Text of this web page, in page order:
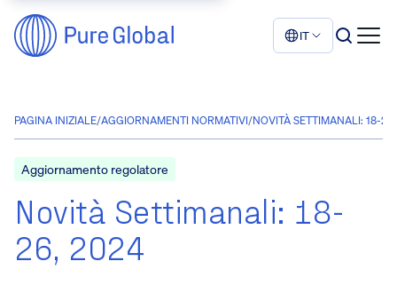
IT
PAGINA INIZIALE/AGGIORNAMENTI NORMATIVI/NOVITÀ SETTIMANALI: 18-
Aggiornamento regolatore
Novità Settimanali: 18-
26, 2024